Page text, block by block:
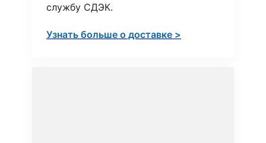
службу СДЭК.
Узнать больше о доставке >